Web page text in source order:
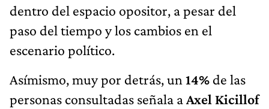
dentro del espacio opositor, a pesar del
paso del tiempo y los cambios en el
escenario político.
Asímismo, muy por detrás, un 14% de las
personas consultadas señala aAxel Kicillof